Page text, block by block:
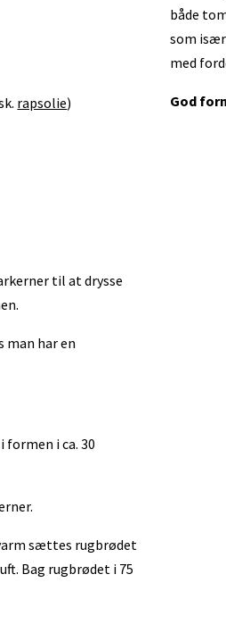
rapsolie)
til at drysse
man har en
i ca. 30
sættes rugbrødet
Bag rugbrødet i 75
både
som især
med
God